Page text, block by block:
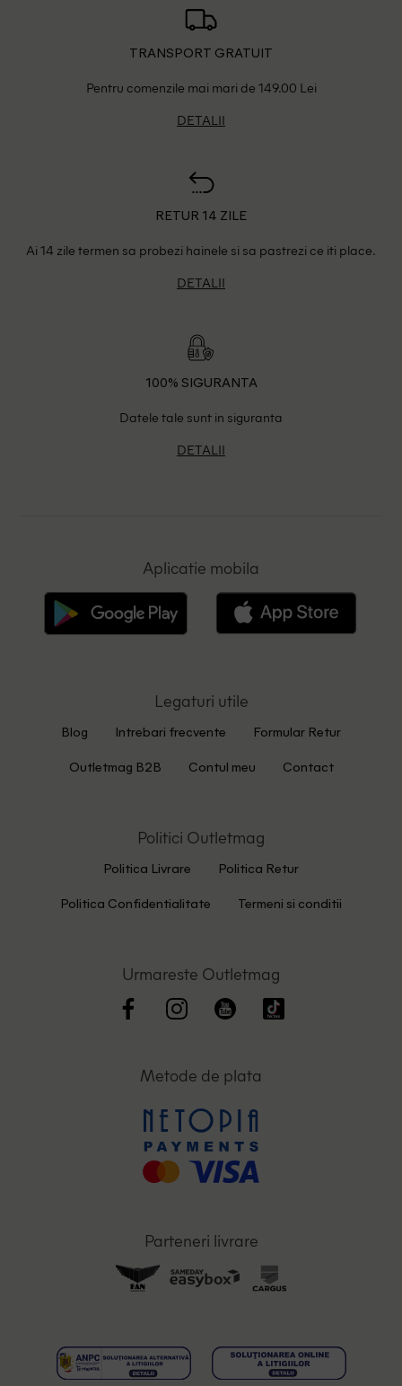
TRANSPORT GRATUIT
Pentru comenzile mai mari de 149.00 Lei
DETALII
RETUR 14 ZILE
Ai 14 zile termen sa probezi hainele si sa pastrezi ce iti place.
DETALII
100% SIGURANTA
Datele tale sunt in siguranta
DETALII
Aplicatie mobila
Legaturi utile
Blog Intrebari frecvente Formular Retur
Outletmag B2B Contul meu Contact
Politici Outletmag
Politica Livrare Politica Retur
Politica Confidentialitate Termeni si conditii
Urmareste Outletmag
Metode de plata
Parteneri livrare